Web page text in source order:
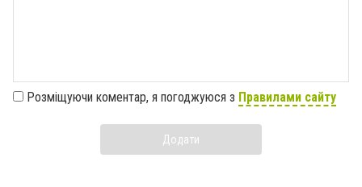
Розміщуючи коментар, я погоджуюся з Правилами сайту
Додати